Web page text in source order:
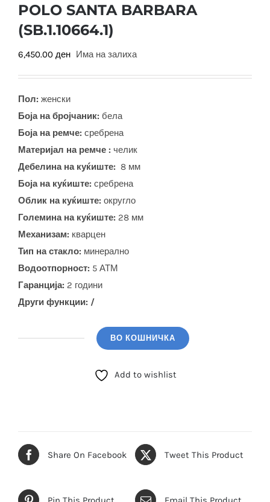
POLO SANTA BARBARA
(SB.1.10664.1)
6,450.00 ден Има на залиха
Пол: женски
Боја на бројчаник: бела
Боја на ремче: сребрена
Материјал на ремче : челик
Дебелина на куќиште: 8 мм
Боја на куќиште: сребрена
Облик на куќиште: округло
Големина на куќиште: 28 мм
Механизам: кварцен
Тип на стакло: минерално
Водоотпорност: 5 АТМ
Гаранција: 2 години
Други функции: /
ВО КОШНИЧКА
Add to wishlist
Share On Facebook Tweet This Product